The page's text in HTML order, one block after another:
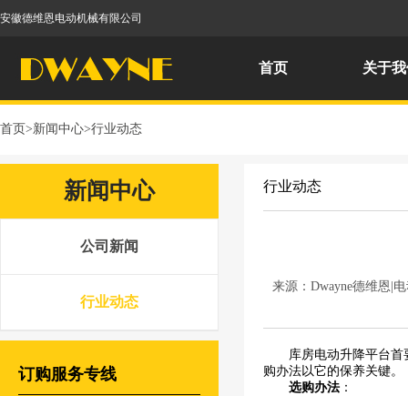
安徽德维恩电动机械有限公司
首页 关于
首页>新闻中心>行业动态
新闻中心
公司新闻
行业动态
订购服务专线
行业动态
来源：Dwayne德维恩|
库房电动升降平台
购办法以它的保养关键。
选购办法 ：